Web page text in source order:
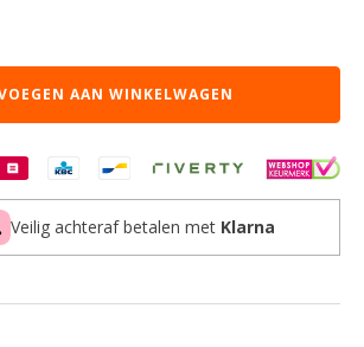
AAN WINKELWAGEN
Veilig achteraf betalen met Klarna